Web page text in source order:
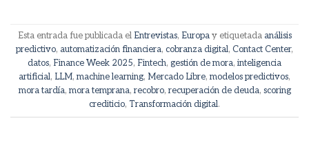
Esta entrada fue publicada el Entrevistas, Europay etiquetada análisis
predictivo, automatización financiera, cobranza digital, Contact Center,
datos, Finance Week 2025, Fintech, gestión de mora, inteligencia
artificial, LLM, machine learning, Mercado Libre, modelos predictivos,
mora tardía, mora temprana, recobro, recuperación de deuda, scoring
crediticio, Transformación digital.